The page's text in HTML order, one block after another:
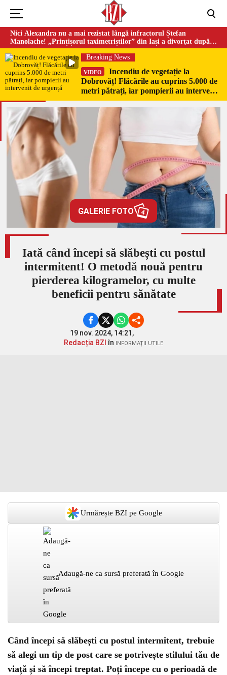
Nici Alexandra nu a mai rezistat lângă infractorul Ștefan
Manolache! „Prințișorul taximetriștilor” din Iași a divorţat după
doi ani de căsnicie
Breaking News
VIDEO
Incendiu de vegetație la
Dobrovăț! Flăcările au cuprins 5.000 de
metri pătrați, iar pompierii au intervenit
de urgență
GALERIE FOTO 4
Iată când începi să slăbești cu postul
intermitent! O metodă nouă pentru
pierderea kilogramelor, cu multe
beneficii pentru sănătate
19 nov. 2024, 14:21,
Redacția BZI în INFORMAȚII UTILE
Urmărește BZI pe Google
Adaugă-ne ca sursă preferată în Google
Când începi să slăbești cu postul intermitent, trebuie
să alegi un tip de post care se potrivește stilului tău de
viață și să începi treptat. Poți începe cu o perioadă de